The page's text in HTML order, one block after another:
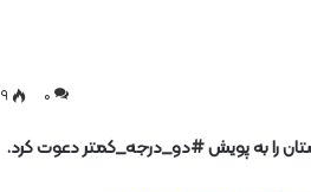
0 ۹
را به پویش #دو_درجه_كمتر دعوت كرد.